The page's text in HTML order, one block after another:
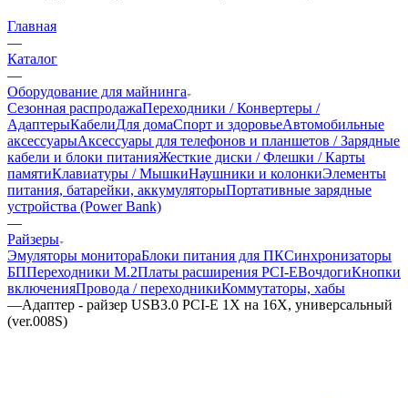
Главная
—
Каталог
—
Оборудование для майнинга
Сезонная распродажаПереходники / Конвертеры /
АдаптерыКабелиДля домаСпорт и здоровьеАвтомобильные
аксессуарыАксессуары для телефонов и планшетов / Зарядные
кабели и блоки питанияЖесткие диски / Флешки / Карты
памятиКлавиатуры / МышкиНаушники и колонкиЭлементы
питания, батарейки, аккумуляторыПортативные зарядные
устройства (Power Bank)
—
Райзеры
Эмуляторы монитораБлоки питания для ПКСинхронизаторы
БППереходники М.2Платы расширения PCI-EВочдогиКнопки
включенияПровода / переходникиКоммутаторы, хабы
—Адаптер - райзер USB3.0 PCI-E 1X на 16X, универсальный
(ver.008S)